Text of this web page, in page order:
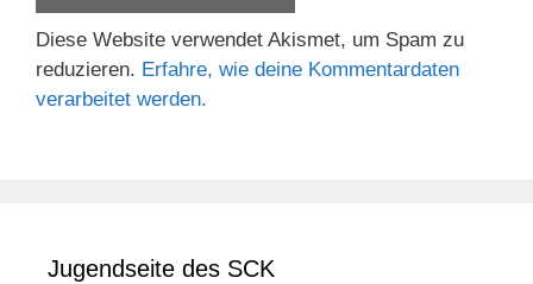
Diese Website verwendet Akismet, um Spam zu
reduzieren. Erfahre, wie deine Kommentardaten
verarbeitet werden.
Jugendseite des SCK